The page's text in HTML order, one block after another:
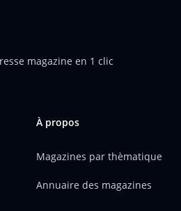
magazine en 1 clic
À propos
Magazines par thèmatique
Annuaire des magazines